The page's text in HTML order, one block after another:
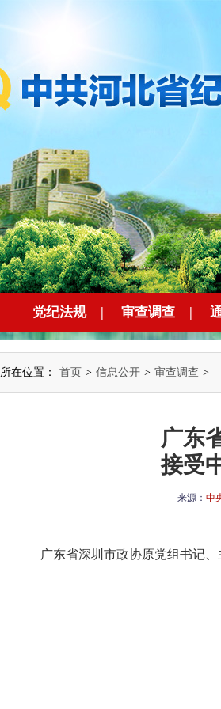
党纪法规 | 审查调查 |
所在位置： 首页 > 信息公开 > 审查调查 >
广东
接受
来源： 中
广东省深圳市政协原党组书记